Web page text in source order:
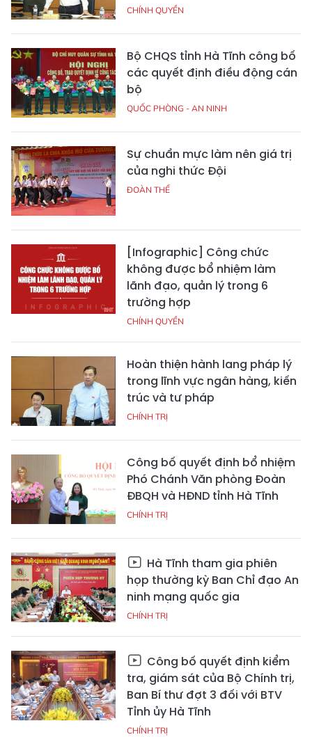
CHÍNH QUYỀN
Bộ CHQS tỉnh Hà Tĩnh công bố
các quyết định điều động cán
bộ
QUỐC PHÒNG - AN NINH
Sự chuẩn mực làm nên giá trị
của nghi thức Đội
ĐOÀN THỂ
[Infographic] Công chức
không được bổ nhiệm làm
lãnh đạo, quản lý trong 6
trường hợp
CHÍNH QUYỀN
Hoàn thiện hành lang pháp lý
trong lĩnh vực ngân hàng, kiến
trúc và tư pháp
CHÍNH TRỊ
Công bố quyết định bổ nhiệm
Phó Chánh Văn phòng Đoàn
ĐBQH và HĐND tỉnh Hà Tĩnh
CHÍNH TRỊ
Hà Tĩnh tham gia phiên
họp thường kỳ Ban Chỉ đạo An
ninh mạng quốc gia
CHÍNH TRỊ
Công bố quyết định kiểm
tra, giám sát của Bộ Chính trị,
Ban Bí thư đợt 3 đối với BTV
Tỉnh ủy Hà Tĩnh
CHÍNH TRỊ